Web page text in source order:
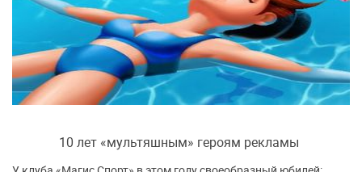
10 лет «мультяшным» героям рекламы